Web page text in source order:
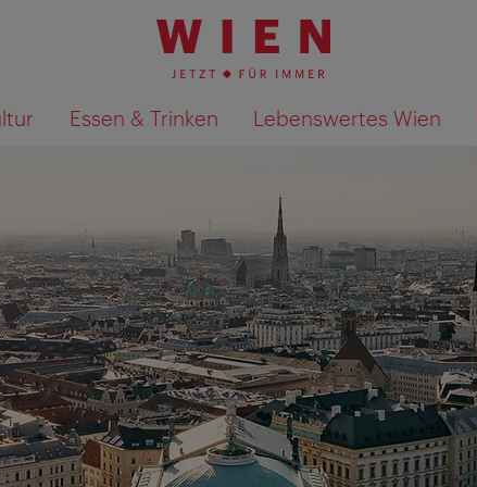
Essen & Trinken Lebenswertes Wien